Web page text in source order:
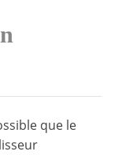
que le